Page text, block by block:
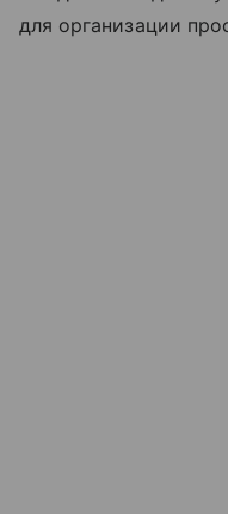
для организации